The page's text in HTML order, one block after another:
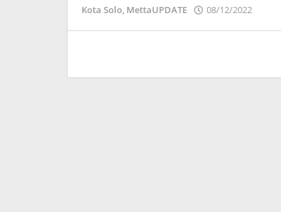
Kota Solo, MettaUPDATE 08/12/2022